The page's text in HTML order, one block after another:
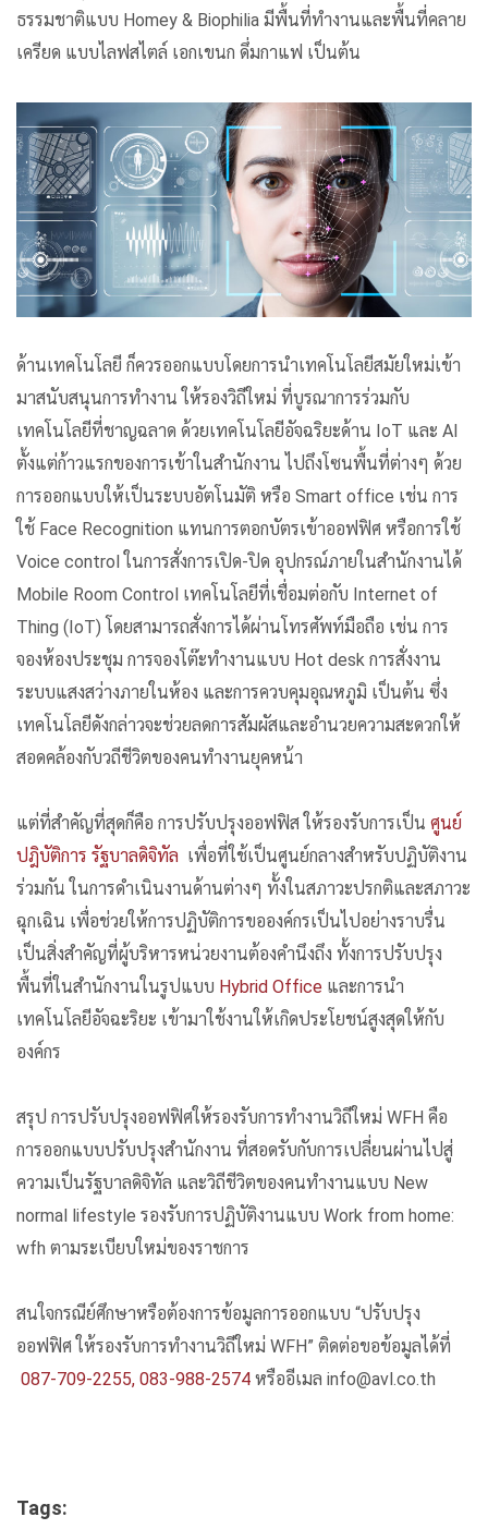
ธรรมชาติแบบ Homey & Biophilia มีพื้นที่ทำงานและพื้นที่คลาย
เครียด แบบไลฟสไตล์ เอกเขนก ดึ่มกาแฟ เป็นต้น
ด้านเทคโนโลยี ก็ควรออกแบบโดยการนำเทคโนโลยีสมัยใหม่เข้า
มาสนับสนุนการทำงาน ให้รองวิถีใหม่ ที่บูรณาการร่วมกับ
เทคโนโลยีที่ชาญฉลาด ด้วยเทคโนโลยีอัจฉริยะด้าน IoT และ AI
ตั้งแต่ก้าวแรกของการเข้าในสำนักงาน ไปถึงโซนพื้นที่ต่างๆ ด้วย
การออกแบบให้เป็นระบบอัตโนมัติ หรือ Smart office เช่น การ
ใช้ Face Recognition แทนการตอกบัตรเข้าออฟฟิศ หรือการใช้
Voice control ในการสั่งการเปิด-ปิด อุปกรณ์ภายในสำนักงานได้
Mobile Room Control เทคโนโลยีที่เชื่อมต่อกับ Internet of
Thing (IoT) โดยสามารถสั่งการได้ผ่านโทรศัพท์มือถือ เช่น การ
จองห้องประชุม การจองโต๊ะทำงานแบบ Hot desk การสั่งงาน
ระบบแสงสว่างภายในห้อง และการควบคุมอุณหภูมิ เป็นต้น ซึ่ง
เทคโนโลยีดังกล่าวจะช่วยลดการสัมผัสและอำนวยความสะดวกให้
สอดคล้องกับวถีชีวิตของคนทำงานยุคหน้า
แต่ที่สำคัญที่สุดก็คือ การปรับปรุงออฟฟิส ให้รองรับการเป็น ศูนย์
ปฎิบัติการ รัฐบาลดิจิทัล เพื่อที่ใช้เป็นศูนย์กลางสำหรับปฏิบัติงาน
ร่วมกัน ในการดำเนินงานด้านต่างๆ ทั้งในสภาวะปรกติและสภาวะ
ฉุกเฉิน เพื่อช่วยให้การปฏิบัติการขอองค์กรเป็นไปอย่างราบรื่น
เป็นสิ่งสำคัญที่ผู้บริหารหน่วยงานต้องคำนึงถึง ทั้งการปรับปรุง
พื้นที่ในสำนักงานในรูปแบบ Hybrid Office และการนำ
เทคโนโลยีอัจฉะริยะ เข้ามาใช้งานให้เกิดประโยชน์สูงสุดให้กับ
องค์กร
สรุป การปรับปรุงออฟฟิศให้รองรับการทำงานวิถีใหม่ WFH คือ
การออกแบบปรับปรุงสำนักงาน ที่สอดรับกับการเปลี่ยนผ่านไปสู่
ความเป็นรัฐบาลดิจิทัล และวิถีชีวิตของคนทำงานแบบ New
normal lifestyle รองรับการปฏิบัติงานแบบ Work from home:
wfh ตามระเบียบใหม่ของราชการ
สนใจกรณีย์ศึกษาหรือต้องการข้อมูลการออกแบบ “ปรับปรุง
ออฟฟิศ ให้รองรับการทำงานวิถีใหม่ WFH” ติดต่อขอข้อมูลได้ที่
087-709-2255, 083-988-2574 หรืออีเมล info@avl.co.th
Tags: